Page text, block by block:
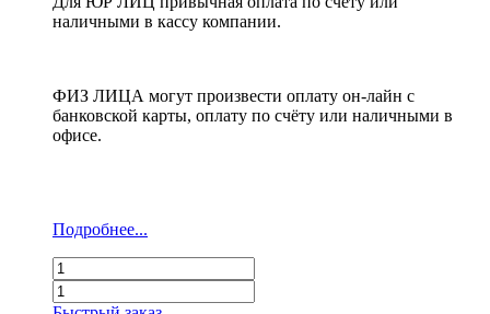
наличными в кассу компании.
ФИЗ ЛИЦА могут произвести оплату он-лайн с
банковской карты, оплату по счёту или наличными в
офисе.
Подробнее...